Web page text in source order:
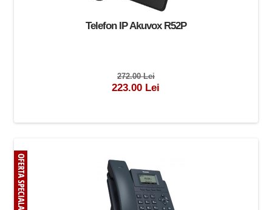
Telefon IP Akuvox R52P
272.00 Lei
223.00 Lei